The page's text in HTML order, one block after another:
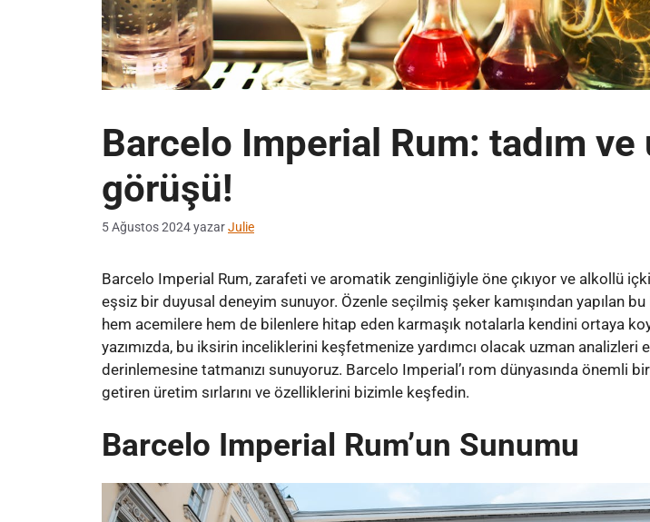
Barcelo Imperial Rum: tadım ve
görüşü!
5 Ağustos 2024yazarJulie
Barcelo Imperial Rum, zarafeti ve aromatik zenginliğiyle öne çıkıyor ve alkollü
eşsiz bir duyusal deneyim sunuyor. Özenle seçilmiş şeker kamışından yapılan
hem acemilere hem de bilenlere hitap eden karmaşık notalarla kendini ortaya
yazımızda, bu iksirin inceliklerini keşfetmenize yardımcı olacak uzman analizleri
derinlemesine tatmanızı sunuyoruz. Barcelo Imperial’ı rom dünyasında önemli
getiren üretim sırlarını ve özelliklerini bizimle keşfedin.
Barcelo Imperial Rum’un Sunumu